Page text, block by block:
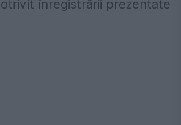
înregistrării prezentate